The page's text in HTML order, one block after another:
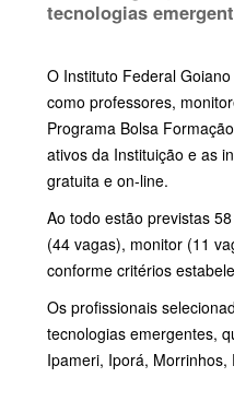
tecnologias
O Instituto Federal
como professores,
Programa Bolsa
ativos da Instituição e as
gratuita e on-line.
Ao todo estão previstas
(44 vagas), monitor (11
conforme critérios
Os profissionais
tecnologias emergentes,
Ipameri, Iporá, Morrinhos,